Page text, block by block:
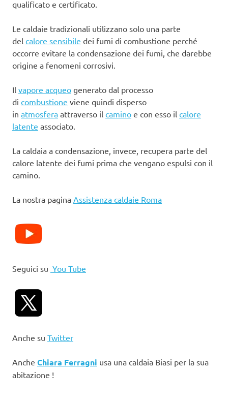
qualificato e certificato.
Le caldaie tradizionali utilizzano solo una parte
del calore sensibile dei fumi di combustione perché
occorre evitare la condensazione dei fumi, che darebbe
origine a fenomeni corrosivi.
Il vapore acqueo generato dal processo
di combustione viene quindi disperso
in atmosfera attraverso il camino e con esso il calore
latente associato.
La caldaia a condensazione, invece, recupera parte del
calore latente dei fumi prima che vengano espulsi con il
camino.
La nostra pagina Assistenza caldaie Roma
Seguici su You Tube
Anche su Twitter
Anche Chiara Ferragni usa una caldaia Biasi per la sua
abitazione !